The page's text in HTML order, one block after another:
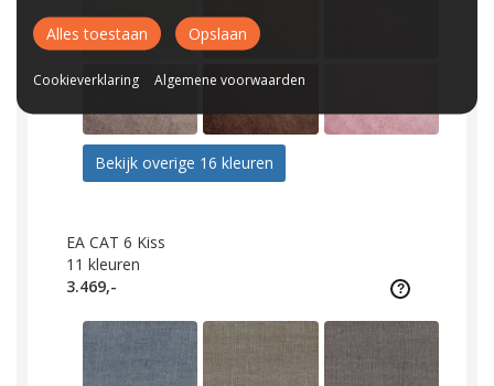
Bekijk overige 16 kleuren
EA CAT 6 Kiss
11 kleuren
3.469,-
Alles toestaan Opslaan
Cookieverklaring Algemene voorwaarden